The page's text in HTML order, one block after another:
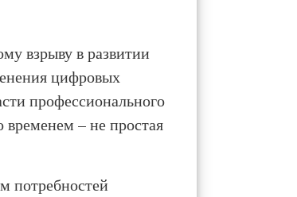
взрыву в развитии
цифровых
профессионального
– не простая
потребностей